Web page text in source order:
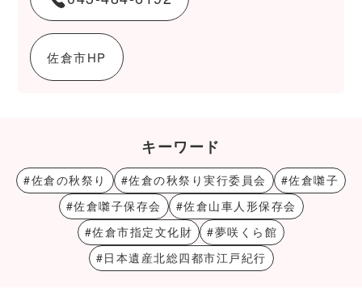
佐倉市HP
キーワード
#佐倉の秋祭り #佐倉の秋祭り実行委員会
#佐倉囃子
#佐倉囃子保存会
#佐倉山車人形保存会
#佐倉市指定文化財
#夢咲くら館
#日本遺産北総四都市江戸紀行